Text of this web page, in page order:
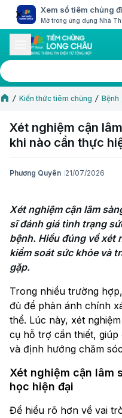
Xem sổ tiêm chủng
Mở trong ứng dụng Nhà
Kiến thức tiêm chủng Bệnh
Xét nghiệm cận
khi nào cần thực
Phương Quyên 21/07/2026
Xét nghiệm cận lâm
sĩ đánh giá tình trạng
bệnh. Hiểu đúng về xét
kiểm soát sức khỏe và
gặp.
Trong nhiều trường
đủ để phản ánh chính
thể. Lúc này, xét
cụ hỗ trợ cần thiết,
và định hướng chăm
Xét nghiệm cận lâm
học hiện đại
Để hiểu rõ hơn về vai